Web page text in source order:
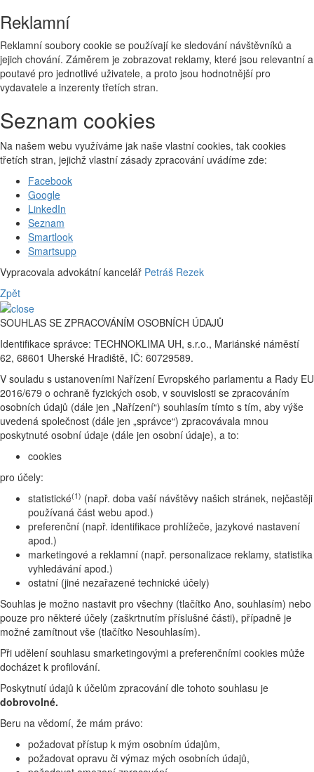
Reklamní
Reklamní soubory cookie se používají ke sledování návštěvníků a
jejich chování. Záměrem je zobrazovat reklamy, které jsou relevantní a
poutavé pro jednotlivé uživatele, a proto jsou hodnotnější pro
vydavatele a inzerenty třetích stran.
Seznam cookies
Na našem webu využíváme jak naše vlastní cookies, tak cookies
třetích stran, jejichž vlastní zásady zpracování uvádíme zde:
Facebook
Google
LinkedIn
Seznam
Smartlook
Smartsupp
Vypracovala advokátní kancelář Petráš Rezek
Zpět
SOUHLAS SE ZPRACOVÁNÍM OSOBNÍCH ÚDAJŮ
Identifikace správce: TECHNOKLIMA UH, s.r.o., Mariánské náměstí
62, 68601 Uherské Hradiště, IČ: 60729589.
V souladu s ustanoveními Nařízení Evropského parlamentu a Rady EU
2016/679 o ochraně fyzických osob, v souvislosti se zpracováním
osobních údajů (dále jen „Nařízení“) souhlasím tímto s tím, aby výše
uvedená společnost (dále jen „správce“) zpracovávala mnou
poskytnuté osobní údaje (dále jen osobní údaje), a to:
cookies
pro účely:
statistické(1) (např. doba vaší návštěvy našich stránek, nejčastěji
používaná část webu apod.)
preferenční (např. identifikace prohlížeče, jazykové nastavení
apod.)
marketingové a reklamní (např. personalizace reklamy, statistika
vyhledávání apod.)
ostatní (jiné nezařazené technické účely)
Souhlas je možno nastavit pro všechny (tlačítko Ano, souhlasím) nebo
pouze pro některé účely (zaškrtnutím příslušné části), případně je
možné zamítnout vše (tlačítko Nesouhlasím).
Při udělení souhlasu smarketingovými a preferenčními cookies může
docházet k profilování.
Poskytnutí údajů k účelům zpracování dle tohoto souhlasu je
dobrovolné.
Beru na vědomí, že mám právo:
požadovat přístup k mým osobním údajům,
požadovat opravu či výmaz mých osobních údajů,